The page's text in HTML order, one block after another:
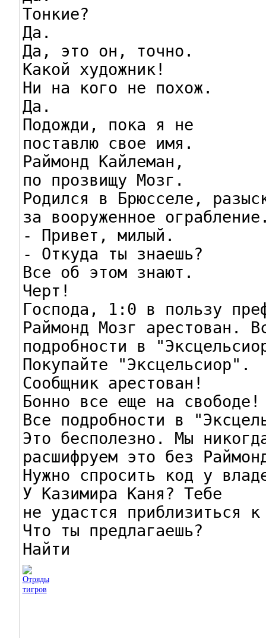
Тонкие?
Да.
Да, это он, точно.
Какой художник!
Ни на кого не похож.
Да.
Подожди, пока я не
поставлю свое имя.
Раймонд Кайлеман,
по прозвищу Мозг.
Родился в Брюсселе,
за вооруженное
- Привет, милый.
- Откуда ты знаешь?
Все об этом знают.
Черт!
Господа, 1:0 в пользу
Раймонд Мозг арестован.
подробности в
Покупайте "Эксцельсиор".
Сообщник арестован!
Бонно все еще на свободе!
Все подробности в
Это бесполезно. Мы
расшифруем это без
Нужно спросить код у
У Казимира Каня? Тебе
не удастся приблизиться
Что ты предлагаешь?
Найти